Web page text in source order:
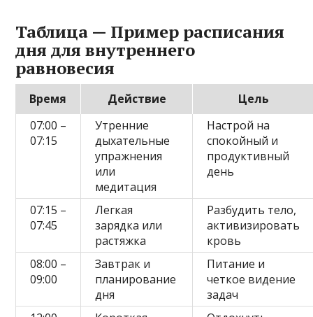
Таблица — Пример расписания
дня для внутреннего
равновесия
Время Действие
Цель
07:00 –
07:15
Утренние
дыхательные
упражнения
или
медитация
Настрой на
спокойный и
продуктивный
день
07:15 –
07:45
Легкая
зарядка или
растяжка
Разбудить тело,
активизировать
кровь
08:00 –
09:00
Завтрак и
планирование
дня
Питание и
четкое видение
задач